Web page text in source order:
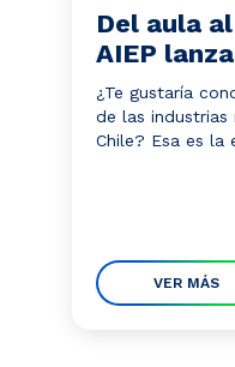
Del aula
AIEP
¿Te gustaría
de las
Chile? Esa es la
VER MÁS